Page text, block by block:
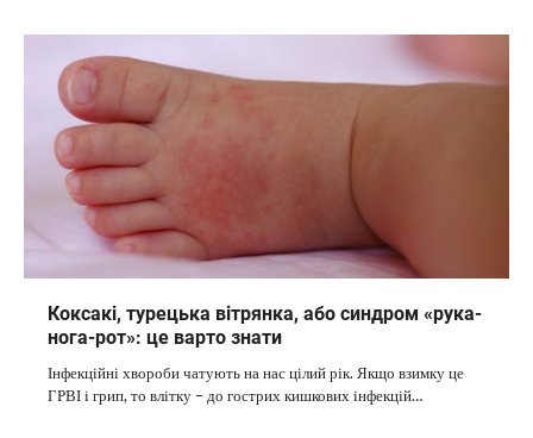
Коксакі, турецька вітрянка, або синдром «рука-
нога-рот»: це варто знати
Інфекційні хвороби чатують на нас цілий рік. Якщо взимку це
ГРВІ і грип, то влітку – до гострих кишкових інфекцій…